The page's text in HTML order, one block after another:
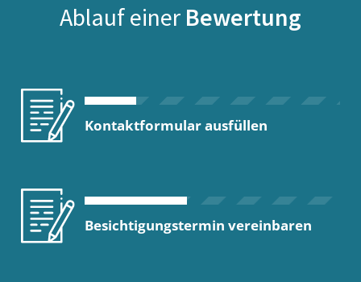
Ablauf einer Bewertung
Kontaktformular ausfüllen
Besichtigungstermin vereinbaren